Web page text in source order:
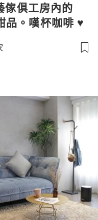
傢俱工房內的
品。嘆杯咖啡 ♥